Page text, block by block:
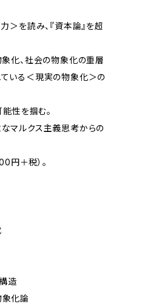
＞を読み、『資本論』を超
化、社会の物象化の重層
いる＜現実の物象化＞の
能性を掴む。
マルクス主義思考からの
円＋税）。
造
化論